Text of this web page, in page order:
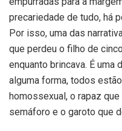
precariedade de tudo, há
Por isso, uma das
que perdeu o filho de
enquanto brincava. É uma
alguma forma, todos
homossexual, o rapaz
semáforo e o garoto que